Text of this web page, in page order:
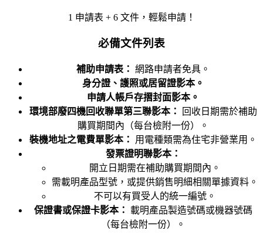
1 申請表 + 6 文件，輕鬆申請！
必備文件列表
補助申請表： 網路申請者免具。
身分證、護照或居留證影本。
申請人帳戶存摺封面影本。
環境部廢四機回收聯單第三聯影本：
回收日期需於補助
購買期間內（每台檢附一份）。
裝機地址之電費單影本：
用電種類需為住宅非營業用。
發票證明聯影本：
開立日期需在補助購買期間內。
需載明產品型號，或提供銷售明細相關單據資料。
不可以有買受人的統一編號。
保證書或保證卡影本： 載明產品製造號碼或機器號碼
（每台檢附一份）。